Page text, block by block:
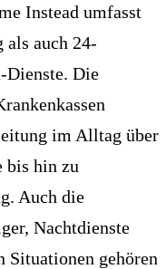
Instead umfasst
als auch 24-
Dienste. Die
im Alltag über
bis hin zu
Auch die
Nachtdienste
gehören